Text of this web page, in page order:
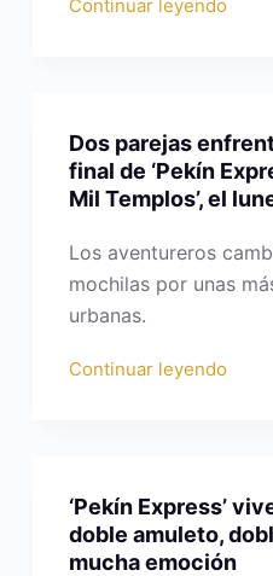
Continuar leyendo
Dos parejas
final de ‘Pekín
Mil Templos’, el
Los aventureros
mochilas por unas
urbanas.
Continuar leyendo
‘Pekín Express’
doble amuleto,
mucha emoción